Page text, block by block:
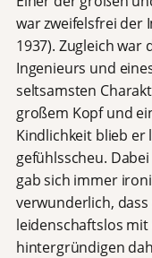
war zweifelsfrei der
1937). Zugleich war
Ingenieurs und
seltsamsten
großem Kopf und
Kindlichkeit blieb er
gefühlsscheu.
gab sich immer
verwunderlich,
leidenschaftslos
hintergründigen